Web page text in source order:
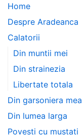
Home
Despre Aradeanca
Calatorii
Din muntii mei
Din strainezia
Libertate totala
Din garsoniera mea
Din lumea larga
Povesti cu mustati